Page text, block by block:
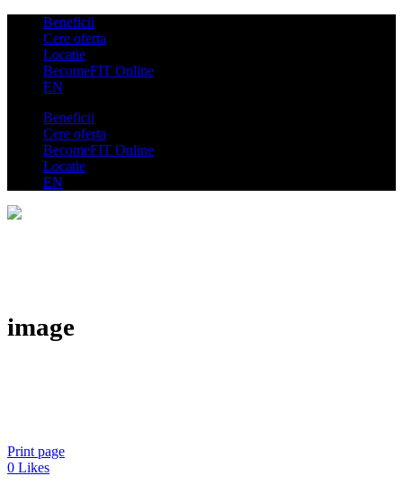
Beneficii
Cere oferta
Locatie
BecomeFIT Online
EN
Beneficii
Cere oferta
BecomeFIT Online
Locatie
EN
image
Print page
0 Likes